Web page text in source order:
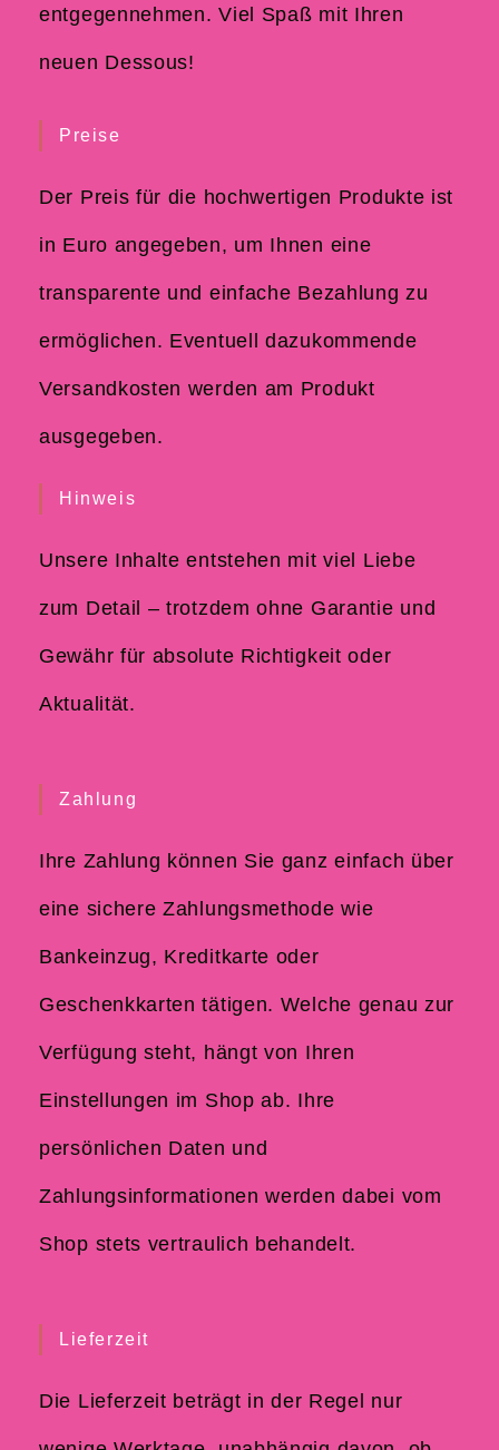
entgegennehmen. Viel Spaß mit Ihren
neuen Dessous!
Preise
Der Preis für die hochwertigen Produkte ist
in Euro angegeben, um Ihnen eine
transparente und einfache Bezahlung zu
ermöglichen. Eventuell dazukommende
Versandkosten werden am Produkt
ausgegeben.
Hinweis
Unsere Inhalte entstehen mit viel Liebe
zum Detail – trotzdem ohne Garantie und
Gewähr für absolute Richtigkeit oder
Aktualität.
Zahlung
Ihre Zahlung können Sie ganz einfach über
eine sichere Zahlungsmethode wie
Bankeinzug, Kreditkarte oder
Geschenkkarten tätigen. Welche genau zur
Verfügung steht, hängt von Ihren
Einstellungen im Shop ab. Ihre
persönlichen Daten und
Zahlungsinformationen werden dabei vom
Shop stets vertraulich behandelt.
Lieferzeit
Die Lieferzeit beträgt in der Regel nur